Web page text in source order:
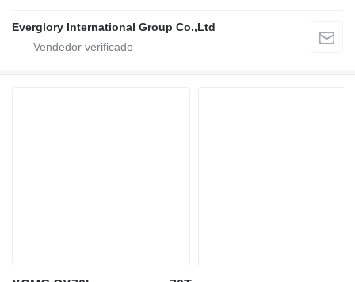
Everglory International Group Co.,Ltd